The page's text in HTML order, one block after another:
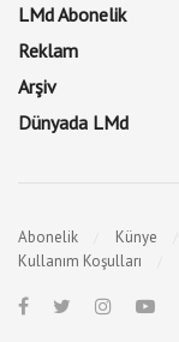
LMd Abonelik
Reklam
Arşiv
Dünyada LMd
Abonelik Künye
Kullanım Koşulları